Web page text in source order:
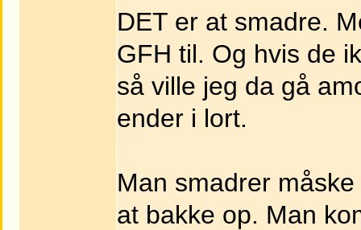
DET er at smadre.
GFH til. Og hvis de
så ville jeg da gå
ender i lort.
Man smadrer
at bakke op. Man